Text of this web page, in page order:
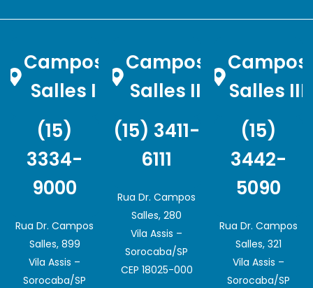
Campos
Salles I
(15)
3334-
9000
Rua Dr. Campos
Salles, 899
Vila Assis –
Sorocaba/SP
Campos
Salles II
(15) 3411-
6111
Rua Dr. Campos
Salles, 280
Vila Assis –
Sorocaba/SP
CEP 18025-000
Campos
Salles III
(15)
3442-
5090
Rua Dr. Campos
Salles, 321
Vila Assis –
Sorocaba/SP